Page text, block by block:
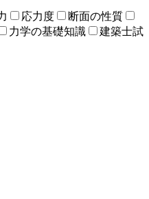
応力度
断面の性質
力学の基礎知識
建築士試